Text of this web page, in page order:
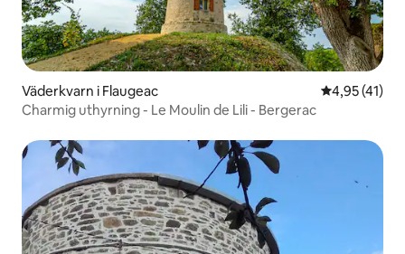
Väderkvarn i Flaugeac 4,95 av 5 i
4,95 (41)
Charmig uthyrning - Le Moulin de Lili - Bergerac